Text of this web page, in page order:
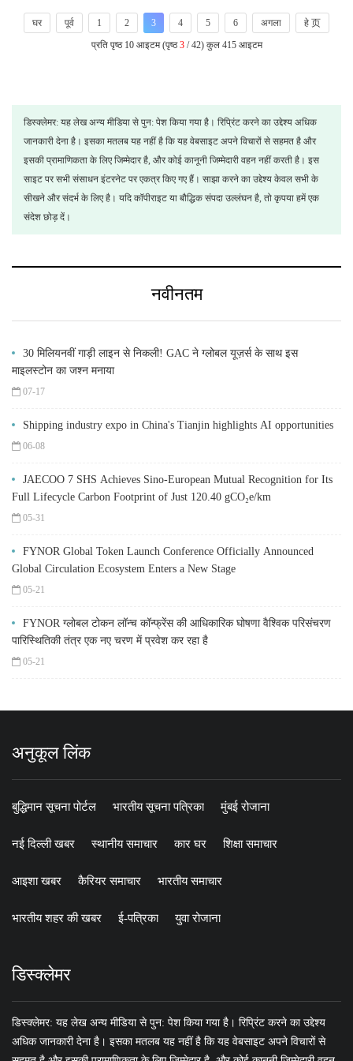
घर पूर्व 1 2 3 4 5 6 अगला
हे 页
प्रति पृष्ठ 10 आइटम (पृष्ठ3/ 42) कुल 415 आइटम
डिस्क्लेमर: यह लेख अन्य मीडिया से पुन: पेश किया गया है। रिप्रिंट करने का उद्देश्य अधिक
जानकारी देना है। इसका मतलब यह नहीं है कि यह वेबसाइट अपने विचारों से सहमत है और
इसकी प्रामाणिकता के लिए जिम्मेदार है, और कोई कानूनी जिम्मेदारी वहन नहीं करती है। इस
साइट पर सभी संसाधन इंटरनेट पर एकत्र किए गए हैं। साझा करने का उद्देश्य केवल सभी के
सीखने और संदर्भ के लिए है। यदि कॉपीराइट या बौद्धिक संपदा उल्लंघन है, तो कृपया हमें एक
संदेश छोड़ दें।
नवीनतम
30 मिलियनवीं गाड़ी लाइन से निकली! GAC ने ग्लोबल यूज़र्स के साथ इस
माइलस्टोन का जश्न मनाया
07-17
Shipping industry expo in China's Tianjin highlights AI opportunities
06-08
JAECOO 7 SHS Achieves Sino-European Mutual Recognition for Its
Full Lifecycle Carbon Footprint of Just 120.40 gCO₂e/km
05-31
FYNOR Global Token Launch Conference Officially Announced
Global Circulation Ecosystem Enters a New Stage
05-21
FYNOR ग्लोबल टोकन लॉन्च कॉन्फ्रेंस की आधिकारिक घोषणा वैश्विक परिसंचरण
पारिस्थितिकी तंत्र एक नए चरण में प्रवेश कर रहा है
05-21
अनुकूल लिंक
बुद्धिमान सूचना पोर्टल भारतीय सूचना पत्रिका मुंबई रोजाना
नई दिल्ली खबर स्थानीय समाचार कार घर शिक्षा समाचार
आइशा खबर कैरियर समाचार भारतीय समाचार
भारतीय शहर की खबर ई-पत्रिका युवा रोजाना
डिस्क्लेमर
डिस्क्लेमर: यह लेख अन्य मीडिया से पुन: पेश किया गया है। रिप्रिंट करने का उद्देश्य
अधिक जानकारी देना है। इसका मतलब यह नहीं है कि यह वेबसाइट अपने विचारों से